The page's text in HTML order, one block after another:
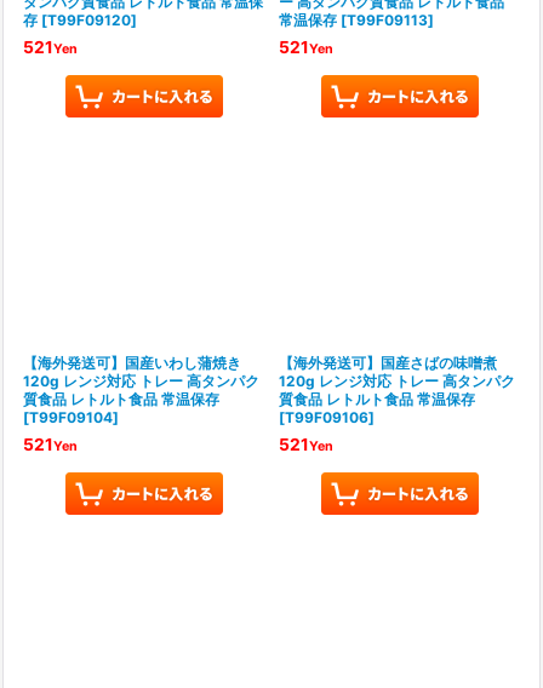
存 [T99F09120]
521Yen
常温保存 [T99F09113]
521Yen
【海外発送可】国産いわし蒲焼き
120g レンジ対応 トレー 高タンパク
質食品 レトルト食品 常温保存
[T99F09104]
521Yen
【海外発送可】国産さばの味噌煮
120g レンジ対応 トレー 高タンパク
質食品 レトルト食品 常温保存
[T99F09106]
521Yen